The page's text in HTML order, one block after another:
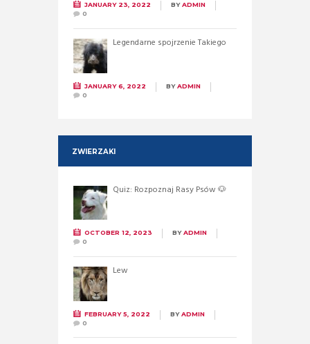
JANUARY 23, 2022 BYADMIN
0
Legendarne spojrzenie Takiego
JANUARY 6, 2022 BYADMIN
0
ZWIERZAKI
Quiz: Rozpoznaj Rasy Psów 🐶
OCTOBER 12, 2023 BYADMIN
0
Lew
FEBRUARY 5, 2022 BYADMIN
0